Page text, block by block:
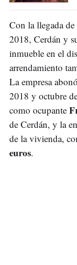
Con la llegada
2018, Cerdán y
inmueble en el
arrendamiento
La empresa abonó
2018 y octubre
como ocupante
de Cerdán, y la
de la vivienda,
euros.